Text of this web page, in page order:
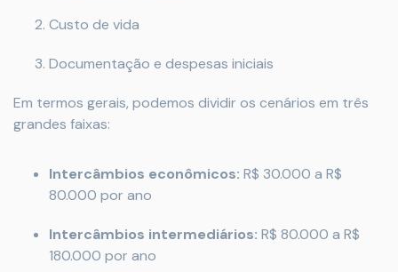
Custo de vida
Documentação e despesas iniciais
Em termos gerais, podemos dividir os cenários em três
grandes faixas:
Intercâmbios econômicos: R$ 30.000 a R$
80.000 por ano
Intercâmbios intermediários: R$ 80.000 a R$
180.000 por ano